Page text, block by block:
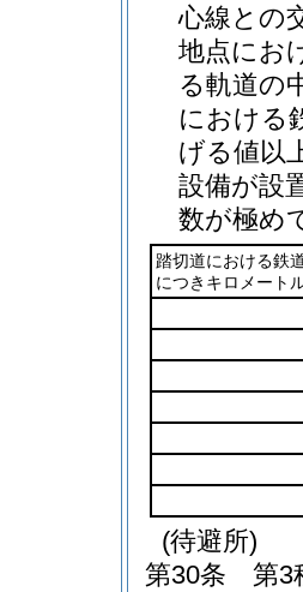
心線との
地点にお
る軌道の
における
げる値以
設備が設
数が極め
踏切道における鉄
につきキロメート
(待避所)
第30条
第3